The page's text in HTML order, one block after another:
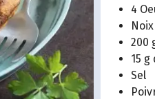
4
200
15
Sel